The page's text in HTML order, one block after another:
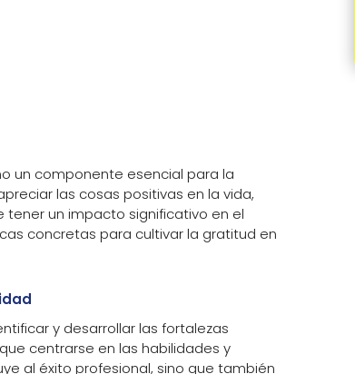
un componente esencial para la
las cosas positivas en la vida,
un impacto significativo en el
concretas para cultivar la gratitud en
y desarrollar las fortalezas
centrarse en las habilidades y
al éxito profesional, sino que también